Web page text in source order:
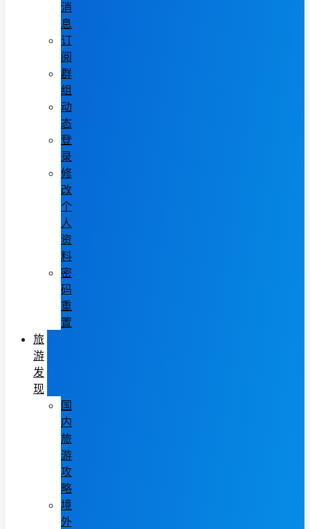
消
息
订
阅
群
组
动
态
登
录
修
改
个
人
资
料
密
码
重
置
旅
游
发
现
国
内
旅
游
攻
略
境
外